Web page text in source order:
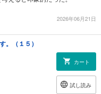
2026年06月21日
。（１５）
カート
試し読み